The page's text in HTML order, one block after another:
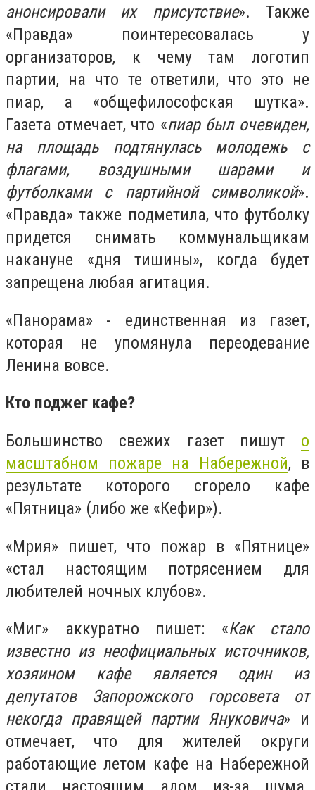
анонсировали их присутствие». Также
«Правда» поинтересовалась у
организаторов, к чему там логотип
партии, на что те ответили, что это не
пиар, а «общефилософская шутка».
Газета отмечает, что «пиар был очевиден,
на площадь подтянулась молодежь с
флагами, воздушными шарами и
футболками с партийной символикой».
«Правда» также подметила, что футболку
придется снимать коммунальщикам
накануне «дня тишины», когда будет
запрещена любая агитация.
«Панорама» - единственная из газет,
которая не упомянула переодевание
Ленина вовсе.
Кто поджег кафе?
Большинство свежих газет пишут о
масштабном пожаре на Набережной, в
результате которого сгорело кафе
«Пятница» (либо же «Кефир»).
«Мрия» пишет, что пожар в «Пятнице»
«стал настоящим потрясением для
любителей ночных клубов».
«Миг» аккуратно пишет: «Как стало
известно из неофициальных источников,
хозяином кафе является один из
депутатов Запорожского горсовета от
некогда правящей партии Януковича» и
отмечает, что для жителей округи
работающие летом кафе на Набережной